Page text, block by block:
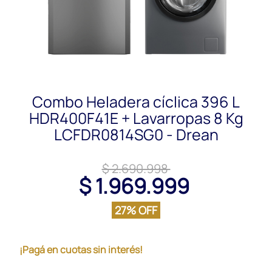
Combo Heladera cíclica 396 L
HDR400F41E + Lavarropas 8 Kg
LCFDR0814SG0 - Drean
$ 2.690.998
$ 1.969.999
27% OFF
¡Pagá en cuotas sin interés!